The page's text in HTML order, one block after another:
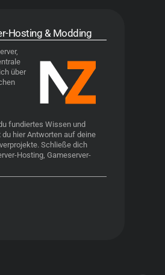
Hosting & Modding
über
fundiertes Wissen und
hier Antworten auf deine
Schließe dich
Hosting, Gameserver-